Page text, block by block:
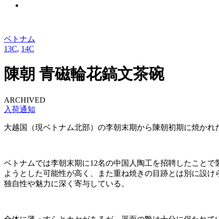
ベトナム
13C, 14C
陳朝 青磁輪花鎬文茶碗
ARCHIVED
入荷通知
大越国（現ベトナム北部）の李朝末期から陳朝初期に焼か
ベトナムでは李朝末期に12名の中国人陶工を招聘したこと
ようとした可能性が高く、また重ね焼きの目跡とは別に設
独自性や魅力に深く寄与している。